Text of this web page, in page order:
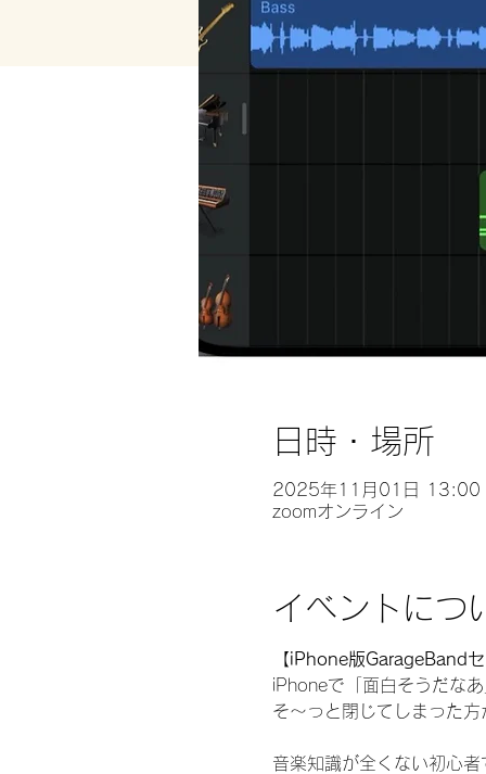
日時・場所
2025年11月01日
zoomオンライン
イベントにつ
【iPhone版GarageBand
iPhoneで「面白そうだな
そ～っと閉じてしまった
音楽知識が全くない初心